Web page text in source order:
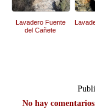
Lavadero Fuente
del Cañete
No hay